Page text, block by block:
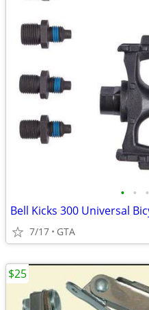
• • •
Bell Kicks 300 Universal
7/17 GTA
$25